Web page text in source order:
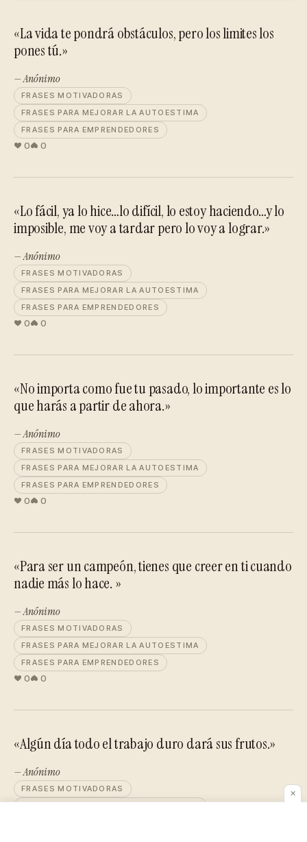
«La vida te pondrá obstáculos, pero los limites los
pones tú.»
— Anónimo
FRASES MOTIVADORAS
FRASES PARA MEJORAR LA AUTOESTIMA
FRASES PARA EMPRENDEDORES
0 0
«Lo fácil, ya lo hice…lo difícil, lo estoy haciendo…y lo
imposible, me voy a tardar pero lo voy a lograr.»
— Anónimo
FRASES MOTIVADORAS
FRASES PARA MEJORAR LA AUTOESTIMA
FRASES PARA EMPRENDEDORES
0 0
«No importa como fue tu pasado, lo importante es lo
que harás a partir de ahora.»
— Anónimo
FRASES MOTIVADORAS
FRASES PARA MEJORAR LA AUTOESTIMA
FRASES PARA EMPRENDEDORES
0 0
«Para ser un campeón, tienes que creer en ti cuando
nadie más lo hace. »
— Anónimo
FRASES MOTIVADORAS
FRASES PARA MEJORAR LA AUTOESTIMA
FRASES PARA EMPRENDEDORES
0 0
«Algún día todo el trabajo duro dará sus frutos.»
— Anónimo
FRASES MOTIVADORAS
✕